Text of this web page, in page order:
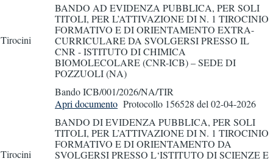
Tirocini
BANDO AD EVIDENZA PUBBLICA, PER SOLI
TITOLI, PER L’ATTIVAZIONE DI N. 1 TIROCINIO
FORMATIVO E DI ORIENTAMENTO EXTRA-
CURRICULARE DA SVOLGERSI PRESSO IL
CNR - ISTITUTO DI CHIMICA
BIOMOLECOLARE (CNR-ICB) – SEDE DI
POZZUOLI (NA)
Bando ICB/001/2026/NA/TIR
Tirocini
Apri documento Protocollo 156528 del 02-04-2026
BANDO DI EVIDENZA PUBBLICA, PER SOLI
TITOLI, PER L’ATTIVAZIONE DI N. 1 TIROCINIO
FORMATIVO E DI ORIENTAMENTO DA
SVOLGERSI PRESSO L‘ISTITUTO DI SCIENZE E